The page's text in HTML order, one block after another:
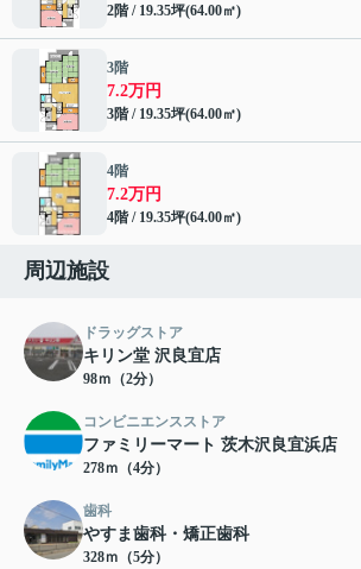
2階 / 19.35坪(64.00㎡)
3階
7.2万円
3階 / 19.35坪(64.00㎡)
4階
7.2万円
4階 / 19.35坪(64.00㎡)
周辺施設
ドラッグストア
キリン堂 沢良宜店
98ｍ（2分）
コンビニエンスストア
ファミリーマート 茨木沢良宜浜店
278ｍ（4分）
歯科
やすま歯科・矯正歯科
328ｍ（5分）